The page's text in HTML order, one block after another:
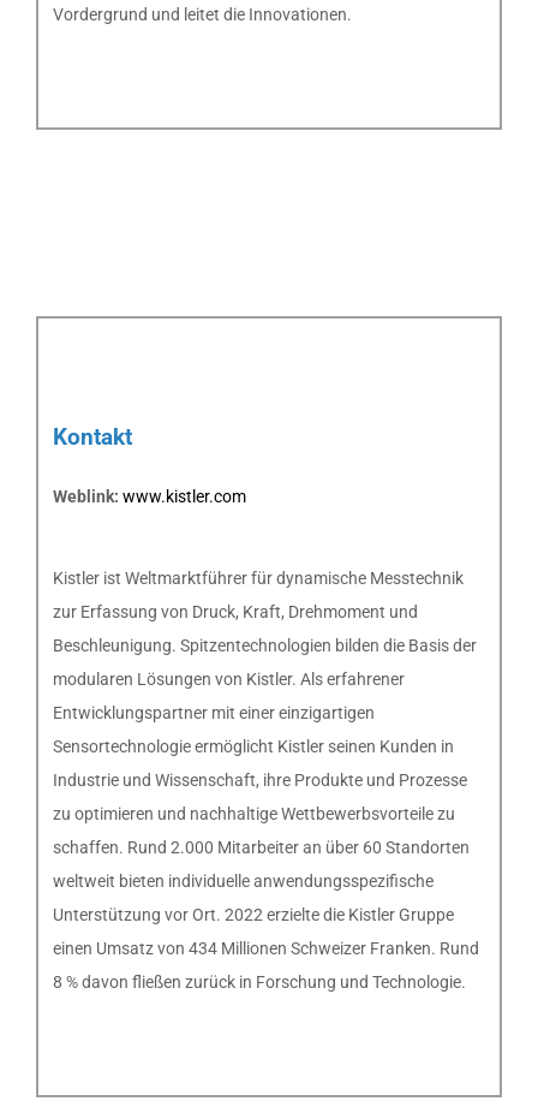
Vordergrund und leitet die Innovationen.
Kontakt
Weblink: www.kistler.com
Kistler ist Weltmarktführer für dynamische Messtechnik
zur Erfassung von Druck, Kraft, Drehmoment und
Beschleunigung. Spitzentechnologien bilden die Basis der
modularen Lösungen von Kistler. Als erfahrener
Entwicklungspartner mit einer einzigartigen
Sensortechnologie ermöglicht Kistler seinen Kunden in
Industrie und Wissenschaft, ihre Produkte und Prozesse
zu optimieren und nachhaltige Wettbewerbsvorteile zu
schaffen. Rund 2.000 Mitarbeiter an über 60 Standorten
weltweit bieten individuelle anwendungsspezifische
Unterstützung vor Ort. 2022 erzielte die Kistler Gruppe
einen Umsatz von 434 Millionen Schweizer Franken. Rund
8 % davon fließen zurück in Forschung und Technologie.